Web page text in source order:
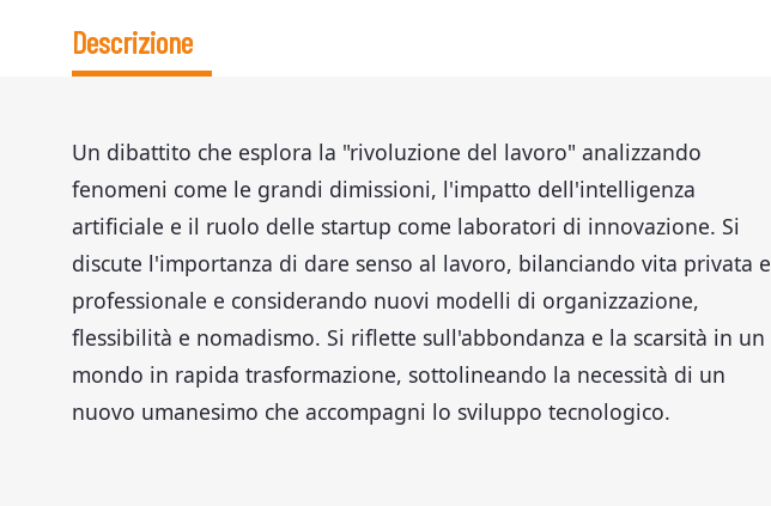
Descrizione
Un dibattito che esplora la "rivoluzione del lavoro" analizzando
fenomeni come le grandi dimissioni, l'impatto dell'intelligenza
artificiale e il ruolo delle startup come laboratori di innovazione. Si
discute l'importanza di dare senso al lavoro, bilanciando vita privata e
professionale e considerando nuovi modelli di organizzazione,
flessibilità e nomadismo. Si riflette sull'abbondanza e la scarsità in un
mondo in rapida trasformazione, sottolineando la necessità di un
nuovo umanesimo che accompagni lo sviluppo tecnologico.